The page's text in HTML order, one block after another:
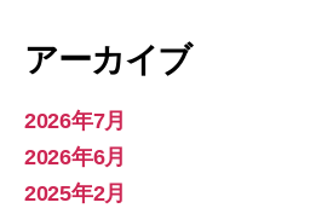
アーカイブ
2026年7月
2026年6月
2025年2月